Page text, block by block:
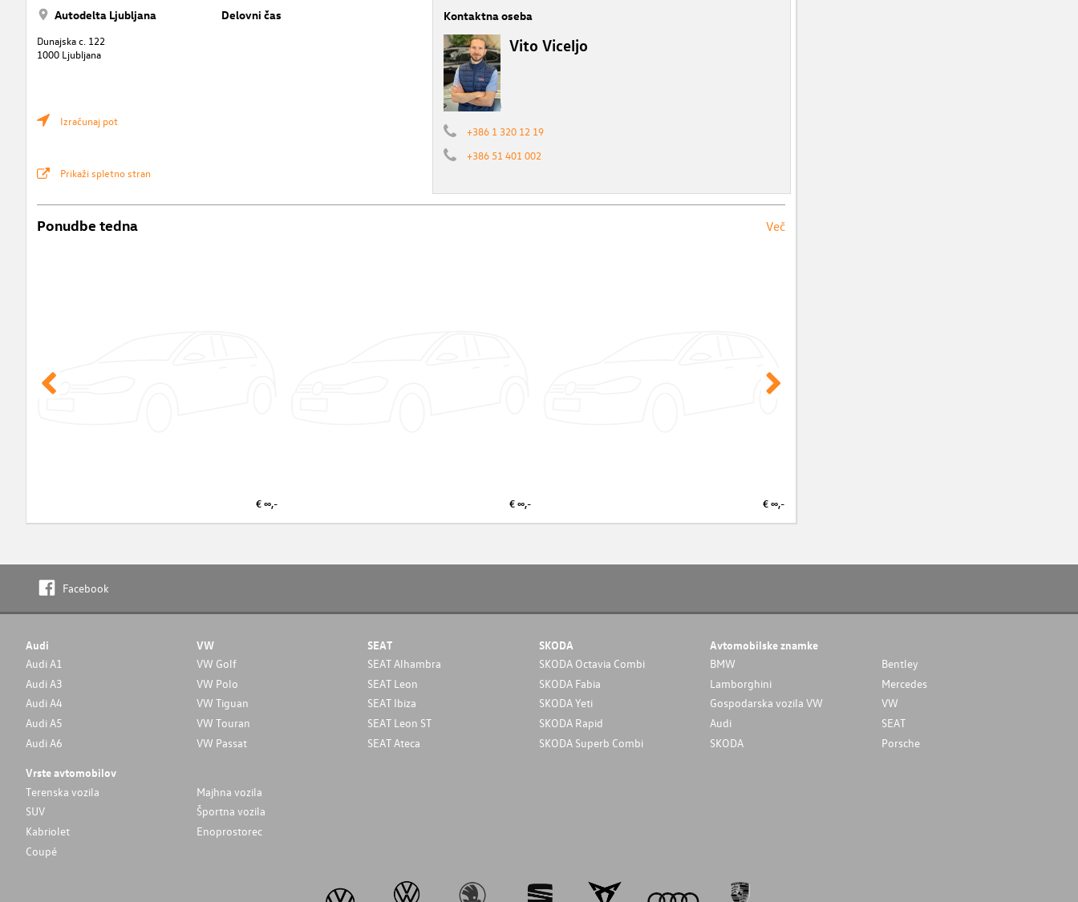
Autodelta Ljubljana
Dunajska c. 122
1000 Ljubljana
Izračunaj pot
Prikaži spletno stran
Delovni čas Kontaktna oseba
Vito Viceljo
+386 1 320 12 19
+386 51 401 002
Ponudbe tedna Več
€ ∞,- € ∞,- € ∞,-
Facebook
Audi
Audi A1
Audi A3
Audi A4
Audi A5
Audi A6
VW
VW Golf
VW Polo
VW Tiguan
VW Touran
VW Passat
SEAT
SEAT Alhambra
SEAT Leon
SEAT Ibiza
SEAT Leon ST
SEAT Ateca
SKODA
SKODA Octavia Combi
SKODA Fabia
SKODA Yeti
SKODA Rapid
SKODA Superb Combi
Avtomobilske znamke
BMW
Bentley
Lamborghini
Mercedes
Gospodarska vozila VW
VW
Audi
SEAT
SKODA
Porsche
Vrste avtomobilov
Terenska vozila
Majhna vozila
SUV
Športna vozila
Kabriolet
Enoprostorec
Coupé